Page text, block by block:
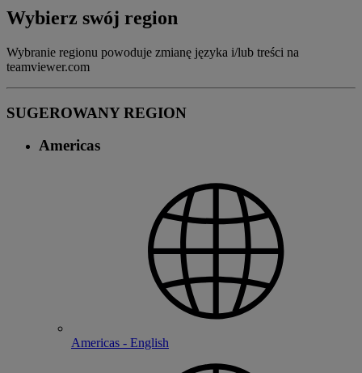
Wybierz swój region
Wybranie regionu powoduje zmianę języka i/lub treści na
teamviewer.com
SUGEROWANY REGION
Americas
Americas - English